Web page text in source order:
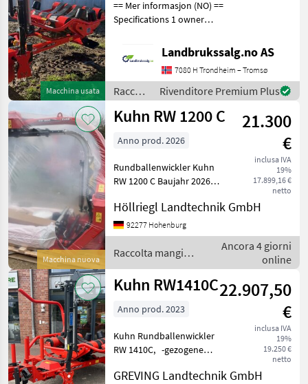
RW
1410
C
MARKETPLACE
Marketplace
Offerte dei
rivenditori
Annunci
Macchina usata
== Mer informasjon (NO) ==
Specifications 1 owner
Weight: 900 kg approx
Transport length 2.9 M
Transport width: 1.78 M
Stationary round
Landbrukssalg.no AS
7080 H Trondheim – Tromsø
Raccolta
mangimi
/ Kuhn
Rivenditore Premium Plus
Macchina nuova
Kuhn RW 1200 C
21.300
€
inclusa IVA
19%
17.899,16 €
netto
Anno prod. 2026
Rundballenwickler Kuhn
RW 1200 C Baujahr 2026
Satellitenarm Zusätzliche
Führungsrolle Bodenrolle
für einfacheres Laden
Bedienung über Computer
Höllriegl Landtechnik GmbH
92277 Hohenburg
Raccolta mangimi /
Kuhn
Ancora 4 giorni
online
Kuhn RW1410C22.907,50
€
inclusa IVA
19%
19.250 €
netto
Anno prod. 2023
Kuhn Rundballenwickler
RW 1410C, -gezogene
Ballenmaße 1, 20 x 1, 00 -1,
GREVING Landtechnik GmbH